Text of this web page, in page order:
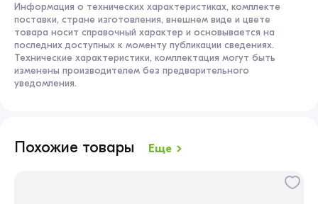
Информация о технических характеристиках, комплекте
поставки, стране изготовления, внешнем виде и цвете
товара носит справочный характер и основывается на
последних доступных к моменту публикации сведениях.
Технические характеристики, комплектация могут быть
изменены производителем без предварительного
уведомления.
Похожие товары Еще